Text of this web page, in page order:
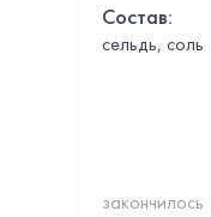
Состав:
cельдь, соль
закончилось